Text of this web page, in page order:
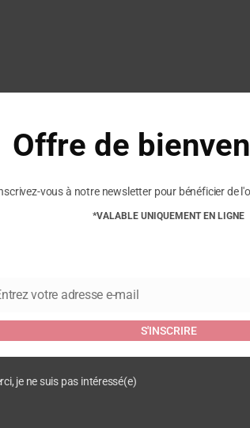
Soyez le premier à laisser votre
Offre de
vous à notre newsletter pour bénéficier de
*VALABLE UNIQUEMENT EN LIGNE
votre adresse e-mail
S'INSCRIRE
je ne suis pas intéressé(e)